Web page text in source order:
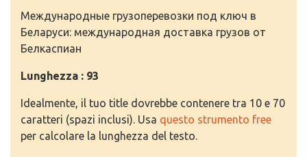
Международные грузоперевозки под ключ в
Беларуси: международная доставка грузов от
Белкаспиан
Lunghezza : 93
Idealmente, il tuo title dovrebbe contenere tra 10 e 70
caratteri (spazi inclusi). Usa questo strumento free
per calcolare la lunghezza del testo.